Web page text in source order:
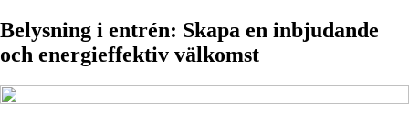
Belysning i entrén: Skapa en inbjudande
och energieffektiv välkomst